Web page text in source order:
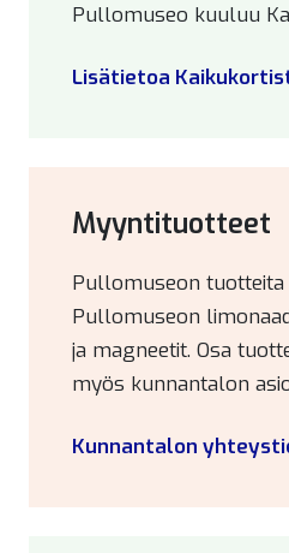
Pullomuseo kuuluu
Lisätietoa
Myyntituotteet
Pullomuseon tuotteita
Pullomuseon
ja magneetit. Osa
myös kunnantalon
Kunnantalon